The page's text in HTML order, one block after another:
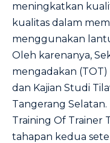
meningkatkan
kualitas dalam
menggunakan
Oleh karenanya,
mengadakan
dan Kajian Studi
Tangerang Selatan.
Training Of Trainer
tahapan kedua